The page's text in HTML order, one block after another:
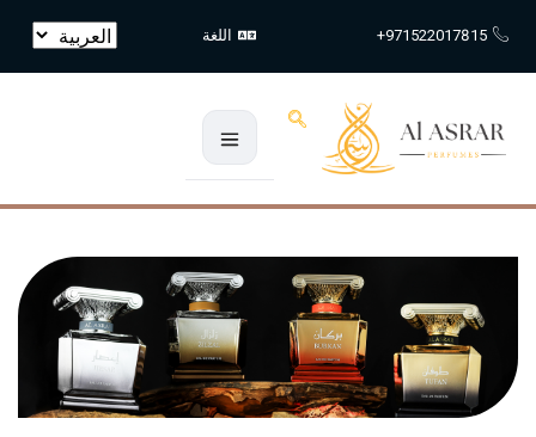
971522017815+ اللغة
تسجيل الدخول
هل نسيت كلمة المرور؟
تسجيل الدخول